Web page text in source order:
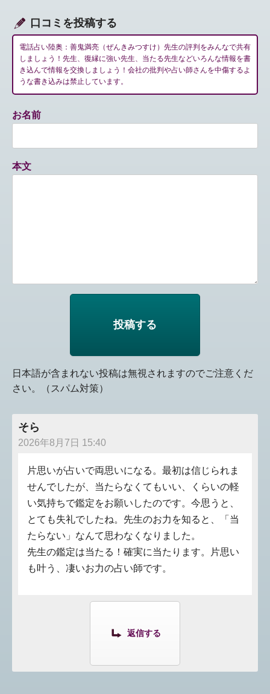
口コミを投稿する
電話占い陸奥：善鬼満亮（ぜんきみつすけ）先生の評判をみんなで共有
しましょう！先生、復縁に強い先生、当たる先生などいろんな情報を書
き込んで情報を交換しましょう！会社の批判や占い師さんを中傷するよ
うな書き込みは禁止しています。
お名前
本文
日本語が含まれない投稿は無視されますのでご注意くだ
さい。（スパム対策）
そら
2026年8月7日 15:40
片思いが占いで両思いになる。最初は信じられま
せんでしたが、当たらなくてもいい、くらいの軽
い気持ちで鑑定をお願いしたのです。今思うと、
とても失礼でしたね。先生のお力を知ると、「当
たらない」なんて思わなくなりました。
先生の鑑定は当たる！確実に当たります。片思い
も叶う、凄いお力の占い師です。
返信する